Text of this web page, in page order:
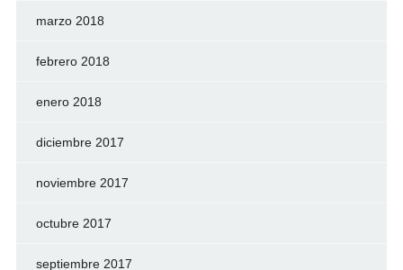
marzo 2018
febrero 2018
enero 2018
diciembre 2017
noviembre 2017
octubre 2017
septiembre 2017